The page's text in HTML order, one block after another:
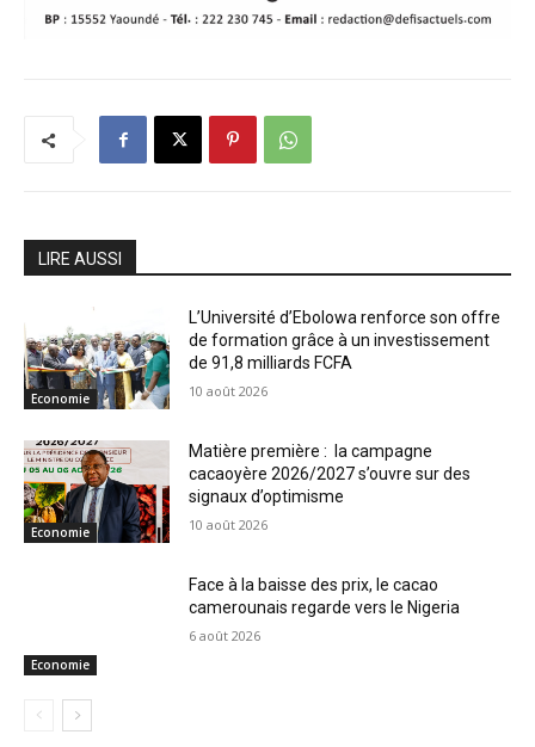
LIRE AUSSI
Economie
L’Université d’Ebolowa renforce son offre
de formation grâce à un investissement
de 91,8 milliards FCFA
10 août 2026
Economie
Matière première : la campagne
cacaoyère 2026/2027 s’ouvre sur des
signaux d’optimisme
10 août 2026
Economie
Face à la baisse des prix, le cacao
camerounais regarde vers le Nigeria
6 août 2026